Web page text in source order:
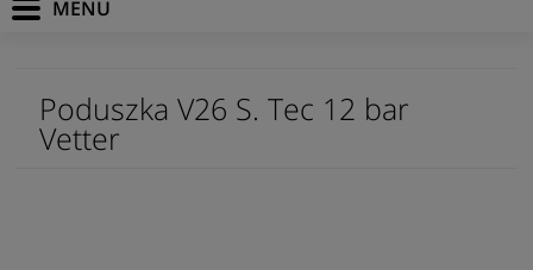
Poduszka V26 S. Tec 12 bar
Vetter